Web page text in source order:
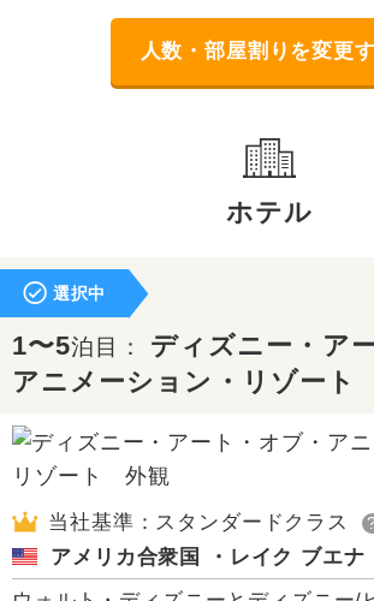
人数・部屋割りを変更
ホテル
選択中
1〜5泊目： ディズニー・ア
アニメーション・リゾート
当社基準：スタンダードクラス ?
アメリカ合衆国 ・レイク ブエナ